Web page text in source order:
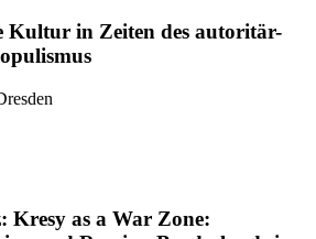
Kultur in Zeiten des autoritär-
Kresy as a War Zone: